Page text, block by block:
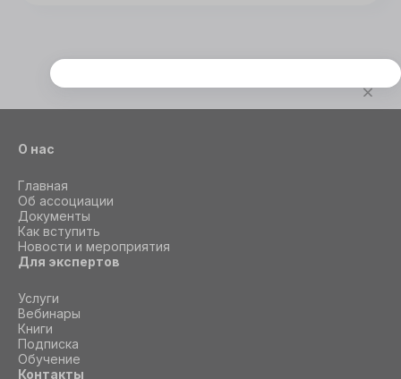
О нас
Главная
Об ассоциации
Документы
Как вступить
Новости и мероприятия
Для экспертов
Услуги
Вебинары
Книги
Подписка
Обучение
Контакты
Этот сайт использует cookie
Для корректной работы данного сайта
СОГЛАСИЕ